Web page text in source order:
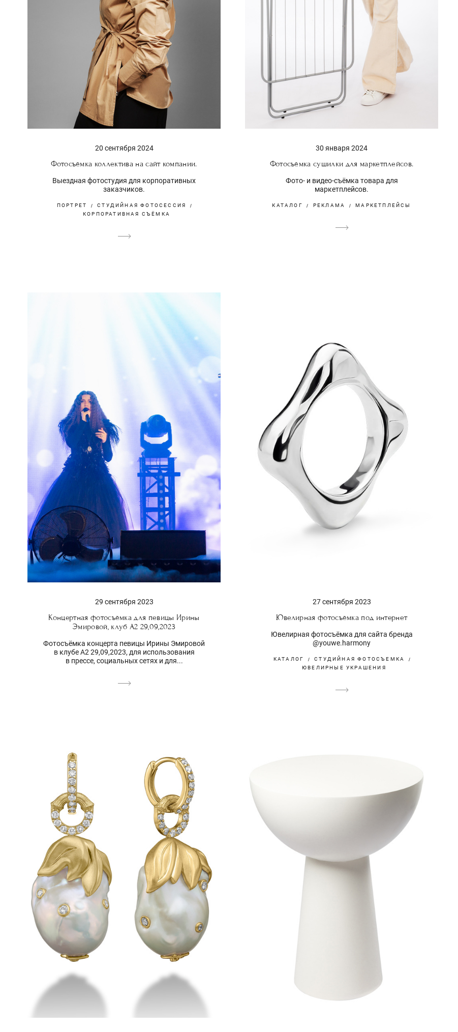
20 сентября 2024
Фотосъёмка коллектива на сайт компании.
Выездная фотостудия для корпоративных
заказчиков.
ПОРТРЕТ
СТУДИЙНАЯ ФОТОСЕССИЯ
КОРПОРАТИВНАЯ СЪЁМКА
30 января 2024
Фотосъёмка сушилки для маркетплейсов.
Фото- и видео-съёмка товара для
маркетплейсов.
КАТАЛОГ РЕКЛАМА МАРКЕТПЛЕЙСЫ
29 сентября 2023
Концертная фотосъёмка для певицы Ирины
Эмировой, клуб А2 29,09,2023
Фотосъёмка концерта певицы Ирины Эмировой
в клубе А2 29,09,2023, для использования
в прессе, социальных сетях и для...
27 сентября 2023
Ювелирная фотосъёмка под интернет
Ювелирная фотосъёмка для сайта бренда
@youwe.harmony
КАТАЛОГ
СТУДИЙНАЯ ФОТОСЪЕМКА
ЮВЕЛИРНЫЕ УКРАШЕНИЯ